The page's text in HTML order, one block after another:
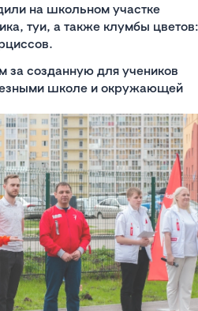
на школьном участке
туи, а также клумбы цветов:
за созданную для учеников
школе и окружающей